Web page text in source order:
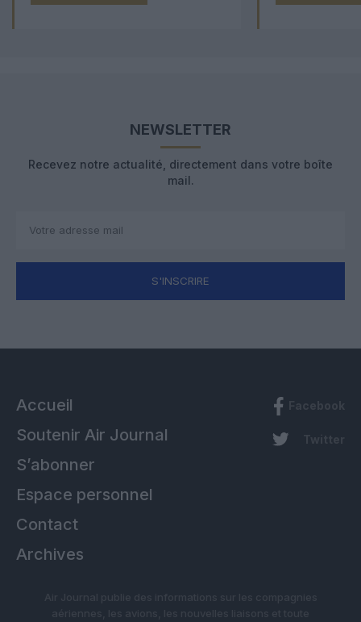
NEWSLETTER
Recevez notre actualité, directement dans votre boîte
mail.
S'INSCRIRE
Accueil
Soutenir Air Journal
S’abonner
Espace personnel
Contact
Archives